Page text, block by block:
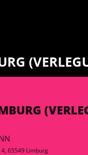
65549 Limburg